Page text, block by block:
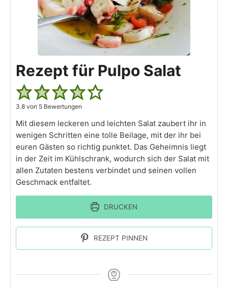
Rezept für Pulpo Salat
3.8 von 5 Bewertungen
Mit diesem leckeren und leichten Salat zaubert ihr in
wenigen Schritten eine tolle Beilage, mit der ihr bei
euren Gästen so richtig punktet. Das Geheimnis liegt
in der Zeit im Kühlschrank, wodurch sich der Salat mit
allen Zutaten bestens verbindet und seinen vollen
Geschmack entfaltet.
DRUCKEN
REZEPT PINNEN